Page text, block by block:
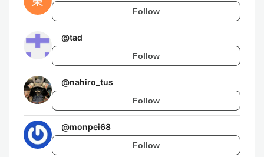
Follow
@tad
Follow
@nahiro_tus
Follow
@monpei68
Follow